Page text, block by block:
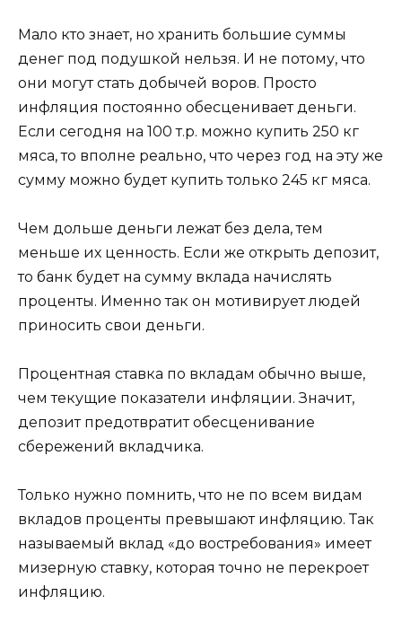
Мало кто знает, но хранить большие суммы
денег под подушкой нельзя. И не потому, что
они могут стать добычей воров. Просто
инфляция постоянно обесценивает деньги.
Если сегодня на 100 т.р. можно купить 250 кг
мяса, то вполне реально, что через год на эту же
сумму можно будет купить только 245 кг мяса.
Чем дольше деньги лежат без дела, тем
меньше их ценность. Если же открыть депозит,
то банк будет на сумму вклада начислять
проценты. Именно так он мотивирует людей
приносить свои деньги.
Процентная ставка по вкладам обычно выше,
чем текущие показатели инфляции. Значит,
депозит предотвратит обесценивание
сбережений вкладчика.
Только нужно помнить, что не по всем видам
вкладов проценты превышают инфляцию. Так
называемый вклад «до востребования» имеет
мизерную ставку, которая точно не перекроет
инфляцию.